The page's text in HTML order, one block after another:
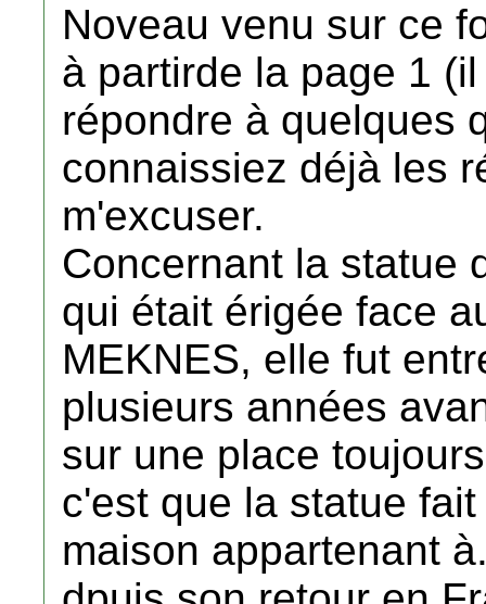
Noveau venu sur ce
à partirde la page 1
répondre à quelques
connaissiez déjà les
m'excuser.
Concernant la statue
qui était érigée face
MEKNES, elle fut
plusieurs années
sur une place
c'est que la statue
maison appartenant